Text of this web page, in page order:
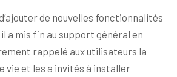
de nouvelles fonctionnalités
a mis fin au support général en
rappelé aux utilisateurs la
vie et les a invités à installer